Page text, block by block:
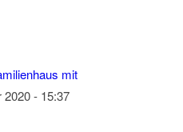
mit
- 15:37